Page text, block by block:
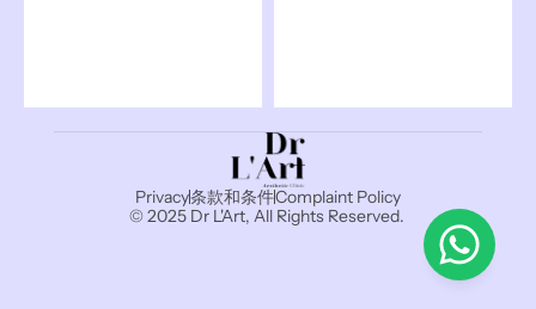
Privacy条款和条件Complaint Policy
© 2025 Dr L'Art, All Rights Reserved.